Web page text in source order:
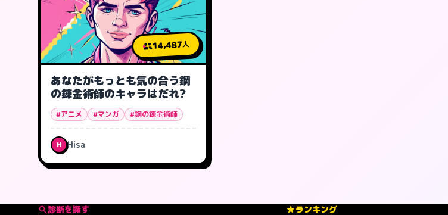
14,487人
あなたがもっとも気の合う鋼
の錬金術師のキャラはだれ?
#アニメ #マンガ #鋼の錬金術師
H Hisa
診断を探す ランキング